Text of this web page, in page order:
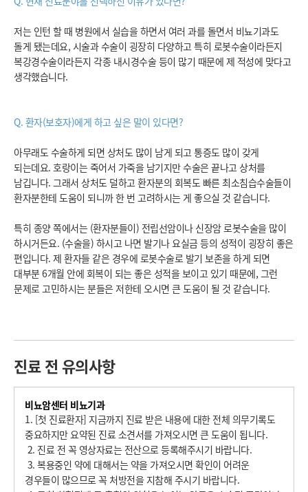
저는 인턴 할 때 병원에서 실습을 하면서 여러 과를 돌면서 비뇨기과도
돌게 됐는데요, 시술과 수술이 굉장히 다양하고 특히 로봇수술이라든지
복강경수술이라든지 각종 내시경수술 등이 많기 때문에 제 적성에 맞다고
생각했습니다.
Q. 환자(보호자)에게 하고 싶은 말이 있다면?
아무래도 수술하게 되면 상처도 많이 남게 되고 통증도 많이 갖게
되는데요. 호랑이는 죽어서 가죽을 남기지만 수술은 끝나고 상처를
남깁니다. 그래서 상처도 덜하고 환자분의 회복도 빠른 최소침습수술들이
환자분한테 도움이 되니까 한 번 고려하시는 게 좋으실 것 같습니다.
특히 종양 쪽에서는 (환자분들이) 전립선암이나 신장암 로봇수술을 많이
하시거든요. (수술을) 하시고 나면 발기나 요실금 등의 성적이 굉장히 좋은
편입니다. 제 환자들 같은 경우에 로봇수술로 발기 보존을 하게 되면
대부분 6개월 안에 회복이 되는 좋은 성적을 보이고 있기 때문에, 그런
문제로 고민하시는 분들은 저한테 오시면 큰 도움이 될 것 같습니다.
진료 전 유의사항
비뇨암센터 비뇨기과
1. [첫 진료환자] 지금까지 진료 받은 내용에 대한 전체 의무기록도
중요하지만 요약된 진료 소견서를 가져오시면 큰 도움이 됩니다.
2. 진료 전 꼭 영상자료는 전산으로 등록해주시기 바랍니다.
경우들이 많으므로 꼭 처방전을 지참해 주시기 바랍니다.